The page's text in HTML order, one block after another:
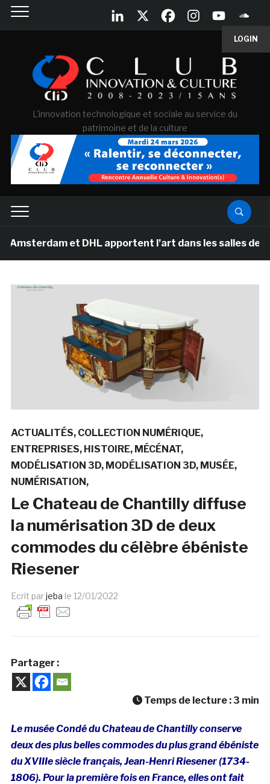
LOGIN
L'innovation technologique et sociale au service du
patrimoine et de la culture
et DHL apportent l’art dans les salles de classe
ACTUALITÉS COLLECTION NUMÉRIQUE
ENTREPRISES HISTOIRE MÉCÉNAT
MODÉLISATION 3D MODÉLISATION 3D MUSÉE
NUMÉRISATION
Le Chateau de Chantilly diffuse
la numérisation 3D de deux
commodes du célèbre ébéniste
Riesener
Ecrit parjeba le 12/01/2022
Partager :
Temps de lecture : 3 min
Le musée Condé du Chateau de Chantilly conserve
deux des plus belles commodes du plus grand ébéniste
du XVIIIe siècle français, Jean-Henri Riesener (1734-
1806). Pour la première fois en France, elles ont fait